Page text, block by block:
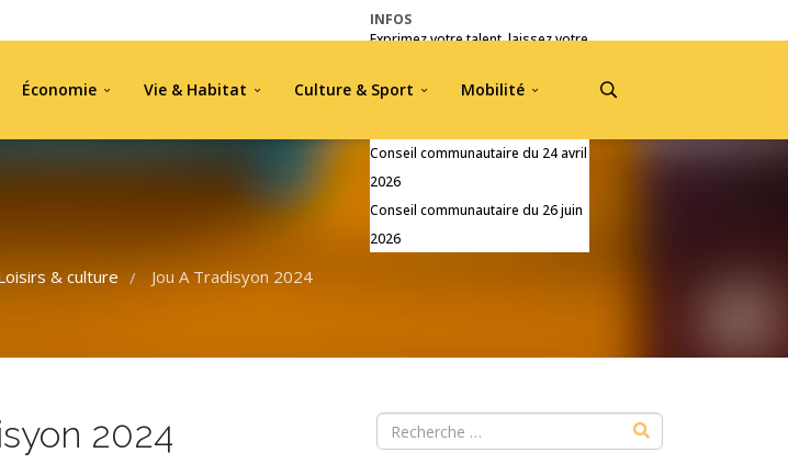
INFOS
Exprimez votre talent, laissez votre
Pré-inscriptions Jou A Tradisyon
Conseil communautaire du 24 avril
2026
Conseil communautaire du 26 juin
2026
Économie Vie & Habitat Culture & Sport Mobilité
& culture / Jou A Tradisyon 2024
2024